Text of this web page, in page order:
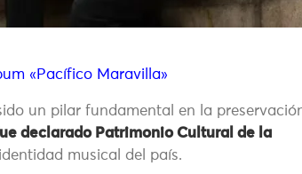
«Pacífico Maravilla»
un pilar fundamental en la
declarado Patrimonio Cultural de la
musical del país.